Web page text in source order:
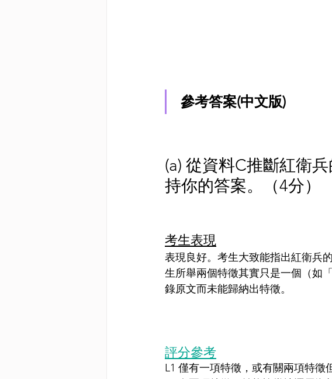
參考答案(中文版)
(a) 從資料C推斷紅衛
持你的答案。（4分）
考生表現
表現良好。考生大致能指出紅衛兵
生所舉兩個特徵其實只是一個（如
錄原文而未能歸納出特徵。
評分參考
L1 僅有一項特徵，或有關兩項特徵